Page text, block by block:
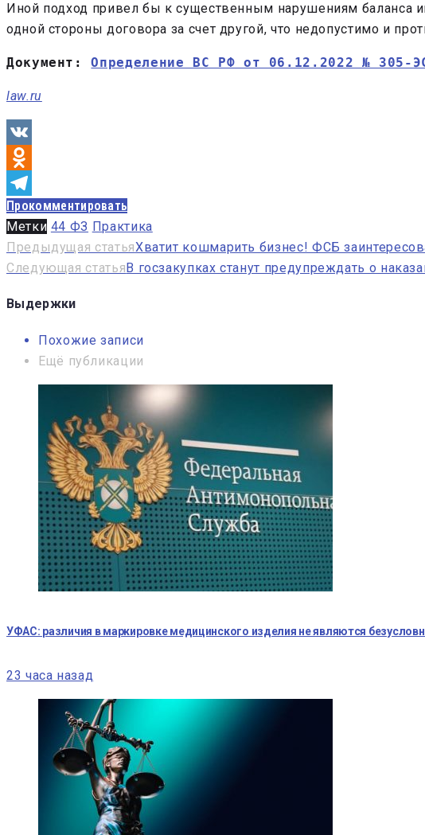
Иной подход привел бы к существенным нарушениям баланса
одной стороны договора за счет другой, что недопустимо и
Документ: Определение ВС РФ от 06.12.2022 № 305-
law.ru
VK
Odnoklassniki
Telegram
Прокомментировать
Метки 44 ФЗ Практика
Навигация
по
записям
Предыдущая статьяХватит кошмарить бизнес! ФСБ
Следующая статьяВ госзакупках станут предупреждать о
Выдержки
Похожие записи
Ещё публикации
УФАС: различия в маркировке медицинского изделия не являются
23 часа назад